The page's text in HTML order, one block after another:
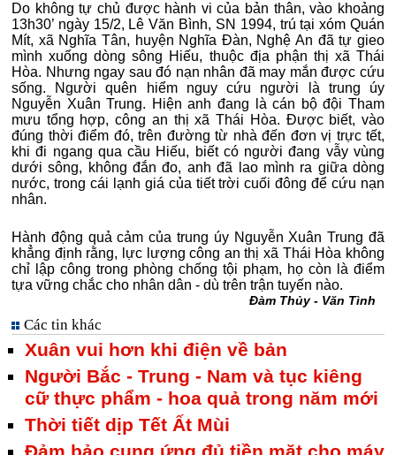
Do không tự chủ được hành vi của bản thân, vào khoảng
13h30’ ngày 15/2, Lê Văn Bình, SN 1994, trú tại xóm Quán
Mít, xã Nghĩa Tân, huyện Nghĩa Đàn, Nghệ An đã tự gieo
mình xuống dòng sông Hiếu, thuộc địa phận thị xã Thái
Hòa. Nhưng ngay sau đó nạn nhân đã may mắn được cứu
sống. Người quên hiểm nguy cứu người là trung úy
Nguyễn Xuân Trung. Hiện anh đang là cán bộ đội Tham
mưu tổng hợp, công an thị xã Thái Hòa. Được biết, vào
đúng thời điểm đó, trên đường từ nhà đến đơn vị trực tết,
khi đi ngang qua cầu Hiếu, biết có người đang vẫy vùng
dưới sông, không đắn đo, anh đã lao mình ra giữa dòng
nước, trong cái lạnh giá của tiết trời cuối đông để cứu nạn
nhân.
Hành động quả cảm của trung úy Nguyễn Xuân Trung đã
khẳng định rằng, lực lượng công an thị xã Thái Hòa không
chỉ lập công trong phòng chống tội phạm, họ còn là điểm
tựa vững chắc cho nhân dân - dù trên trận tuyến nào.
Đàm Thủy - Văn Tình
Các tin khác
Xuân vui hơn khi điện về bản
Người Bắc - Trung - Nam và tục kiêng
cữ thực phẩm - hoa quả trong năm mới
Thời tiết dịp Tết Ất Mùi